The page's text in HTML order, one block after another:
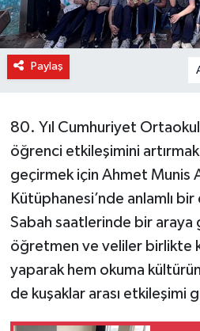
Paylaş
80. Yıl Cumhuriyet
öğrenci etkileşimini
geçirmek için Ahmet Munis
Kütüphanesi’nde anlamlı
Sabah saatlerinde bir araya
öğretmen ve veliler birlikte
yaparak hem okuma
de kuşaklar arası etkileşimi